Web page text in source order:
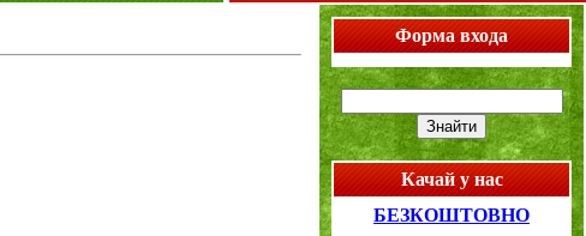
Форма входа
Качай у нас
БЕЗКОШТОВНО